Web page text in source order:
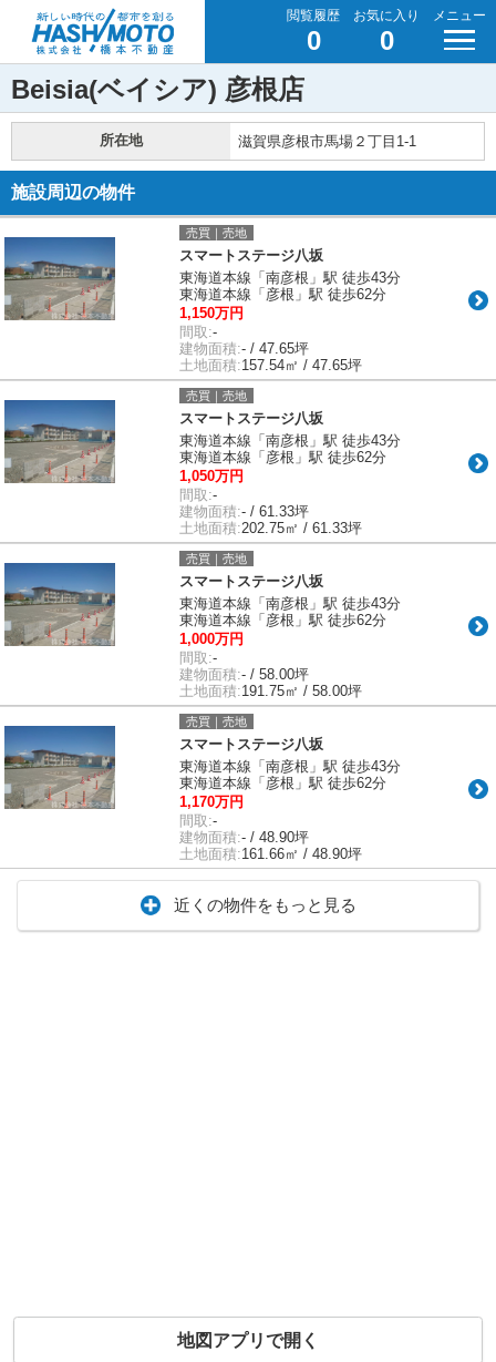
閲覧履歴
0
お気に入り
0
メニュー
Beisia(ベイシア) 彦根店
所在地 滋賀県彦根市馬場２丁目1-1
施設周辺の物件
売買｜売地
スマートステージ八坂
東海道本線「南彦根」駅 徒歩43分
東海道本線「彦根」駅 徒歩62分
1,150万円
間取:-
建物面積:- / 47.65坪
土地面積:157.54㎡ / 47.65坪
売買｜売地
スマートステージ八坂
東海道本線「南彦根」駅 徒歩43分
東海道本線「彦根」駅 徒歩62分
1,050万円
間取:-
建物面積:- / 61.33坪
土地面積:202.75㎡ / 61.33坪
売買｜売地
スマートステージ八坂
東海道本線「南彦根」駅 徒歩43分
東海道本線「彦根」駅 徒歩62分
1,000万円
間取:-
建物面積:- / 58.00坪
土地面積:191.75㎡ / 58.00坪
売買｜売地
スマートステージ八坂
東海道本線「南彦根」駅 徒歩43分
東海道本線「彦根」駅 徒歩62分
1,170万円
間取:-
建物面積:- / 48.90坪
土地面積:161.66㎡ / 48.90坪
近くの物件をもっと見る
地図アプリで開く